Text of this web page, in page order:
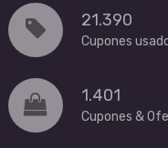
21.390
Cupones
1.401
Cupones &